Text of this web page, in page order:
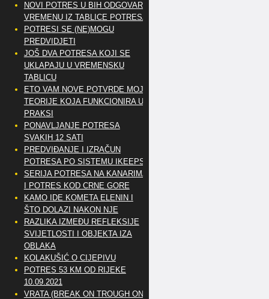
NOVI POTRES U BIH ODGOVARA
VREMENU IZ TABLICE POTRESA
POTRESI SE (NE)MOGU
PREDVIDJETI
JOŠ DVA POTRESA KOJI SE
UKLAPAJU U VREMENSKU
TABLICU
ETO VAM NOVE POTVRDE MOJE
TEORIJE KOJA FUNKCIONIRA U
PRAKSI
PONAVLJANJE POTRESA
SVAKIH 12 SATI
PREDVIĐANJE I IZRAČUN
POTRESA PO SISTEMU IKEEPS
SERIJA POTRESA NA KANARIMA
I POTRES KOD CRNE GORE
KAMO IDE KOMETA ELENIN I
ŠTO DOLAZI NAKON NJE
RAZLIKA IZMEĐU REFLEKSIJE
SVIJETLOSTI I OBJEKTA IZA
OBLAKA
KOLAKUŠIĆ O CIJEPIVU
POTRES 53 KM OD RIJEKE
10.09.2021
VRATA (BREAK ON TROUGH ON